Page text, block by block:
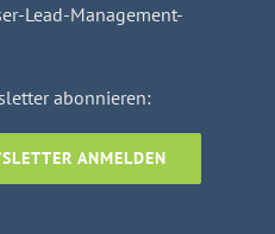
Lead-Management-
abonnieren:
ANMELDEN